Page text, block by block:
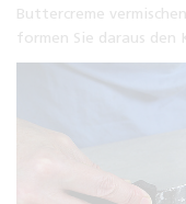
Buttercreme
formen Sie daraus den